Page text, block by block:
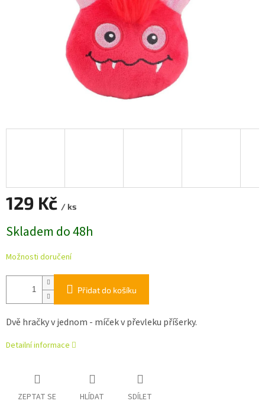
129 Kč / ks
cena:
Skladem do 48h
Možnosti doručení
Přidat do košíku
Dvě hračky v jednom - míček v převleku příšerky.
Detailní informace
ZEPTAT SE HLÍDAT SDÍLET